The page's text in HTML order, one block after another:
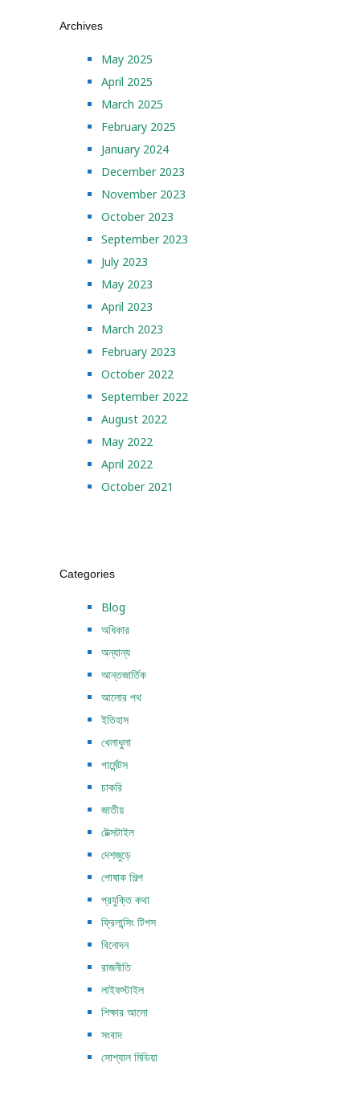
Archives
May 2025
April 2025
March 2025
February 2025
January 2024
December 2023
November 2023
October 2023
September 2023
July 2023
May 2023
April 2023
March 2023
February 2023
October 2022
September 2022
August 2022
May 2022
April 2022
October 2021
Categories
Blog
অধিকার
অন্যান্য
আন্তজার্তিক
আলোর পথ
ইতিহাস
খেলাধুলা
গার্মেন্টস
চাকরি
জাতীয়
টেক্সটাইল
দেশজুড়ে
পোষাক শিল্প
প্রযুক্তি কথা
ফ্রিলান্সিং টিপস
বিনোদন
রাজনীতি
লাইফস্টাইল
শিক্ষার আলো
সংবাদ
সোশ্যাল মিডিয়া